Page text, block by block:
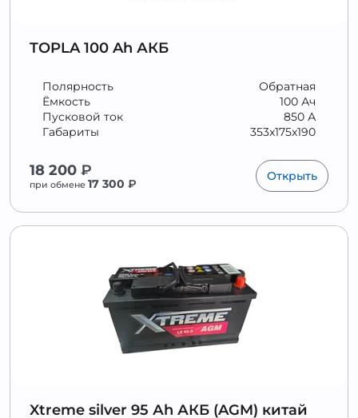
TOPLA 100 Ah АКБ
Обратная
Полярность
100 Ач
Ёмкость
850 А
Пусковой ток
353x175x190
Габариты
18 200 ₽
при обмене 17 300 ₽
Открыть
Xtreme silver 95 Аh АКБ (AGM) китай